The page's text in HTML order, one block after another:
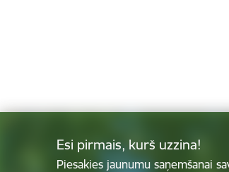
Esi pirmais, kurš uzzina!
Piesakies jaunumu saņemšanai